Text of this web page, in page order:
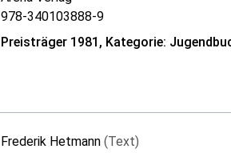
978-340103888-9
Preisträger 1981, Kategorie:
Frederik Hetmann (Text)